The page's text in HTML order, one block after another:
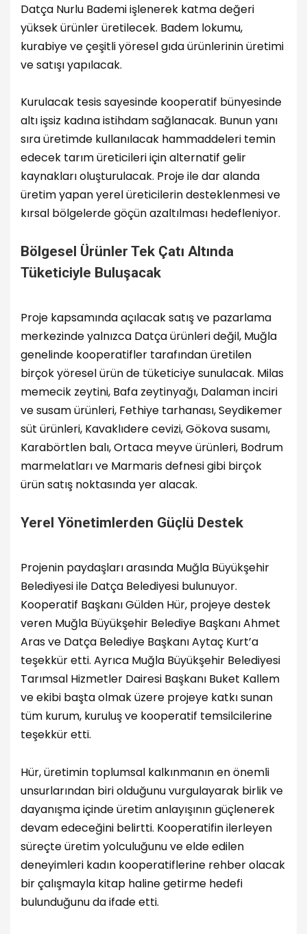
Datça Nurlu Bademi işlenerek katma değeri
yüksek ürünler üretilecek. Badem lokumu,
kurabiye ve çeşitli yöresel gıda ürünlerinin üretimi
ve satışı yapılacak.
Kurulacak tesis sayesinde kooperatif bünyesinde
altı işsiz kadına istihdam sağlanacak. Bunun yanı
sıra üretimde kullanılacak hammaddeleri temin
edecek tarım üreticileri için alternatif gelir
kaynakları oluşturulacak. Proje ile dar alanda
üretim yapan yerel üreticilerin desteklenmesi ve
kırsal bölgelerde göçün azaltılması hedefleniyor.
Bölgesel Ürünler Tek Çatı Altında
Tüketiciyle Buluşacak
Proje kapsamında açılacak satış ve pazarlama
merkezinde yalnızca Datça ürünleri değil, Muğla
genelinde kooperatifler tarafından üretilen
birçok yöresel ürün de tüketiciye sunulacak. Milas
memecik zeytini, Bafa zeytinyağı, Dalaman inciri
ve susam ürünleri, Fethiye tarhanası, Seydikemer
süt ürünleri, Kavaklıdere cevizi, Gökova susamı,
Karabörtlen balı, Ortaca meyve ürünleri, Bodrum
marmelatları ve Marmaris defnesi gibi birçok
ürün satış noktasında yer alacak.
Yerel Yönetimlerden Güçlü Destek
Projenin paydaşları arasında Muğla Büyükşehir
Belediyesi ile Datça Belediyesi bulunuyor.
Kooperatif Başkanı Gülden Hür, projeye destek
veren Muğla Büyükşehir Belediye Başkanı Ahmet
Aras ve Datça Belediye Başkanı Aytaç Kurt’a
teşekkür etti. Ayrıca Muğla Büyükşehir Belediyesi
Tarımsal Hizmetler Dairesi Başkanı Buket Kallem
ve ekibi başta olmak üzere projeye katkı sunan
tüm kurum, kuruluş ve kooperatif temsilcilerine
teşekkür etti.
Hür, üretimin toplumsal kalkınmanın en önemli
unsurlarından biri olduğunu vurgulayarak birlik ve
dayanışma içinde üretim anlayışının güçlenerek
devam edeceğini belirtti. Kooperatifin ilerleyen
süreçte üretim yolculuğunu ve elde edilen
deneyimleri kadın kooperatiflerine rehber olacak
bir çalışmayla kitap haline getirme hedefi
bulunduğunu da ifade etti.